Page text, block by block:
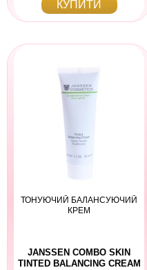
КУПИТИ
ТОНУЮЧИЙ БАЛАНСУЮЧИЙ
КРЕМ
JANSSEN COMBO SKIN
TINTED BALANCING CREAM